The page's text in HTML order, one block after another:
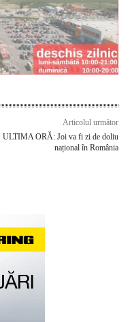
Articolul următor
ULTIMA ORĂ: Joi va fi zi de doliu
național în România